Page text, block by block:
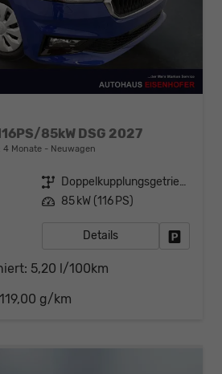
85kW DSG 2027
4 Monate Neuwagen
Getriebe
Doppelkupplungsgetriebe (DSG)
Leistung 85 kW (116 PS)
Details
5,20 l/100km
119,00 g/km